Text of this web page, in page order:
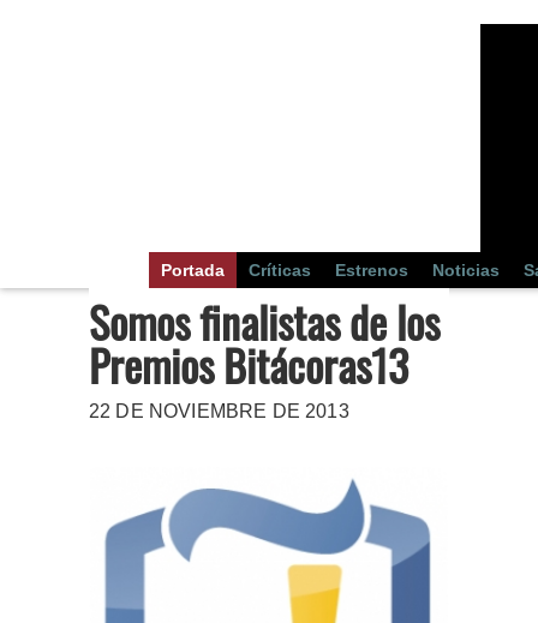
Portada Críticas Estrenos Noticias
Somos finalistas de los
Premios Bitácoras13
22 DE NOVIEMBRE DE 2013